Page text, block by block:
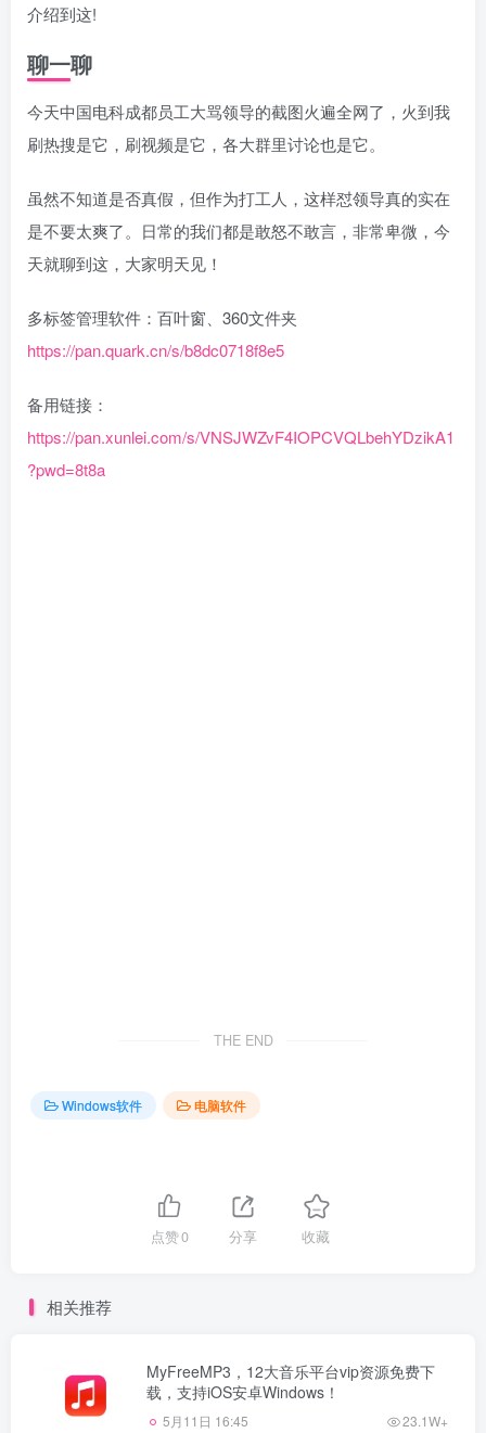
介绍到这!
聊一聊
今天中国电科成都员工大骂领导的截图火遍全网了，火到我
刷热搜是它，刷视频是它，各大群里讨论也是它。
虽然不知道是否真假，但作为打工人，这样怼领导真的实在
是不要太爽了。日常的我们都是敢怒不敢言，非常卑微，今
天就聊到这，大家明天见！
多标签管理软件：百叶窗、360文件夹
https://pan.quark.cn/s/b8dc0718f8e5
备用链接：
https://pan.xunlei.com/s/VNSJWZvF4IOPCVQLbehYDzikA1
?pwd=8t8a
THE END
Windows软件 电脑软件
点赞0 分享 收藏
相关推荐
MyFreeMP3，12大音乐平台vip资源免费下
载，支持iOS安卓Windows！
5月11日 16:45 23.1W+